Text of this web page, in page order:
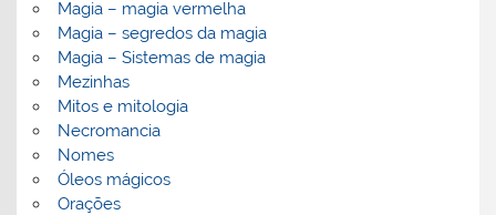
Magia – magia vermelha
Magia – segredos da magia
Magia – Sistemas de magia
Mezinhas
Mitos e mitologia
Necromancia
Nomes
Óleos mágicos
Orações